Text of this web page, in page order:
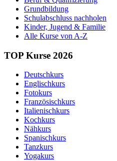
Grundbildung
Schulabschluss nachholen
Kinder, Jugend & Familie
Alle Kurse von A-Z
TOP Kurse 2026
Deutschkurs
Englischkurs
Fotokurs
Französischkurs
Italienischkurs
Kochkurs
Nähkurs
Spanischkurs
Tanzkurs
Yogakurs